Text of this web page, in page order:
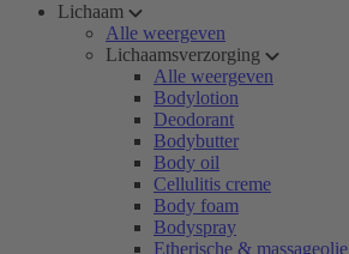
Lichaam
Alle weergeven
Lichaamsverzorging
Alle weergeven
Bodylotion
Deodorant
Bodybutter
Body oil
Cellulitis creme
Body foam
Bodyspray
Etherische & massageolie